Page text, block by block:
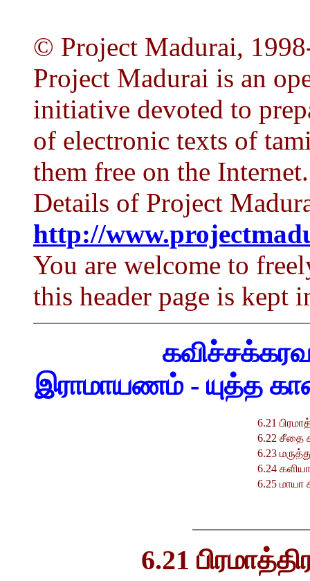
© Project Madurai,
Project Madurai is an
initiative devoted to
of electronic texts of
them free on the Internet.
Details of Project
http://
You are welcome to
this header page is kept
இராமாயணம் - யுத்த
6.21
6.22 சீதை
6.23
6.24
6.25 மாயா
6.21